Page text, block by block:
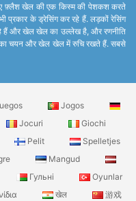
फ़्लैश खेल की एक किस्म की पेशकश करते
प्रकार के ड्रेसिंग कर रहे हैं. लड़कों रेसिंग
हैं और खेल खेल का उल्लेख है, और रणनीति
चयन और खेल खेल में रुचि रखते हैं. सबसे
Jogos
Jocuri
Giochi
Pelit
Spelletjes
Mangud
Гульні
Oyunlar
खेल
游戏